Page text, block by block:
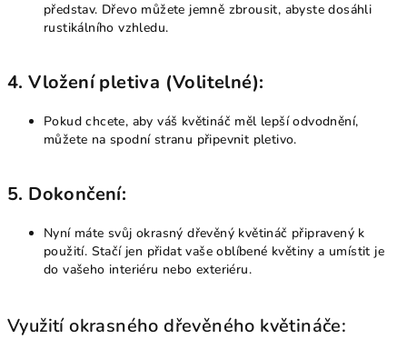
představ. Dřevo můžete jemně zbrousit, abyste dosáhli
rustikálního vzhledu.
4.Vložení pletiva (Volitelné):
Pokud chcete, aby váš květináč měl lepší odvodnění,
můžete na spodní stranu připevnit pletivo.
5. Dokončení:
Nyní máte svůj okrasný dřevěný květináč připravený k
použití. Stačí jen přidat vaše oblíbené květiny a umístit je
do vašeho interiéru nebo exteriéru.
Využití okrasného dřevěného květináče: